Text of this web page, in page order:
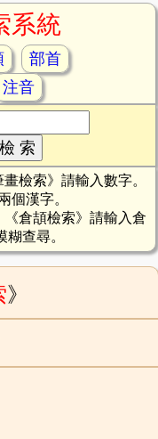
系統
部首
注音
檢索》請輸入數字。
個漢字。
《倉頡檢索》請輸入倉
查尋。
》